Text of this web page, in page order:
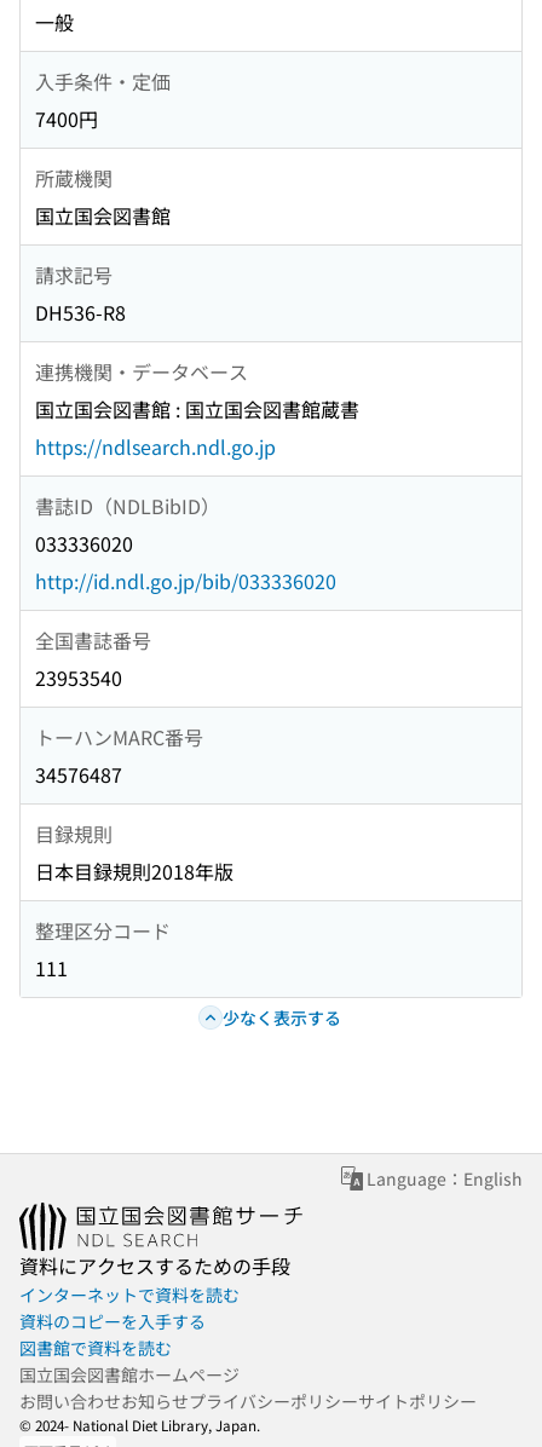
一般
入手条件・定価
7400円
所蔵機関
国立国会図書館
請求記号
DH536-R8
連携機関・データベース
国立国会図書館 : 国立国会図書館蔵書
https://ndlsearch.ndl.go.jp
書誌ID（NDLBibID）
033336020
http://id.ndl.go.jp/bib/033336020
全国書誌番号
23953540
トーハンMARC番号
34576487
目録規則
日本目録規則2018年版
整理区分コード
111
少なく表示する
Language：English
資料にアクセスするための手段
インターネットで資料を読む
資料のコピーを入手する
図書館で資料を読む
国立国会図書館ホームページ
お問い合わせお知らせプライバシーポリシーサイトポリシー
© 2024- National Diet Library, Japan.